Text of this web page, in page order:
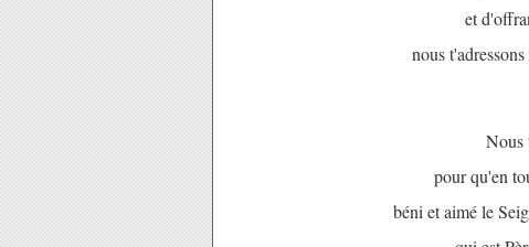
et
nous
Nous
pour qu'en
béni et aimé le